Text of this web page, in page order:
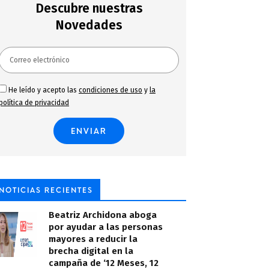
Descubre nuestras
Novedades
He leído y acepto las condiciones de uso y la
de privacidad
RECIENTES
Beatriz Archidona aboga
por ayudar a las personas
mayores a reducir la
brecha digital en la
campaña de ‘12 Meses, 12